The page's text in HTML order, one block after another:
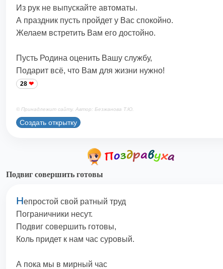
Из рук не выпускайте автоматы.
А праздник пусть пройдет у Вас спокойно.
Желаем встретить Вам его достойно.
Пусть Родина оценить Вашу службу,
Подарит всё, что Вам для жизни нужно!
28
© Принадлежит сайту. Автор: Безжанова Т.Ю.
Создать открытку
Подвиг совершить готовы
Непростой свой ратный труд
Пограничники несут.
Подвиг совершить готовы,
Коль придет к нам час суровый.
А пока мы в мирный час